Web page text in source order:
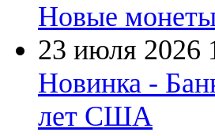
Новые
23 июля 2026
Новинка -
лет США